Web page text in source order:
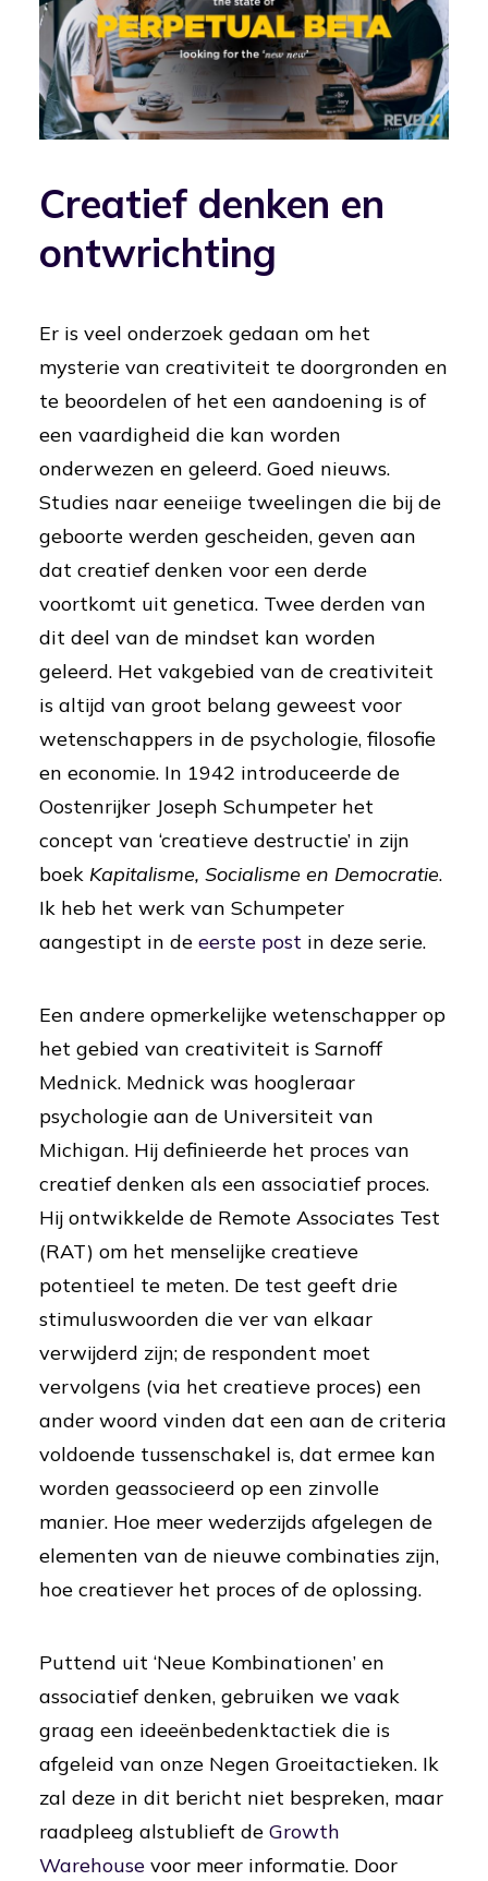
Creatief denken en
ontwrichting
Er is veel onderzoek gedaan om het
mysterie van creativiteit te doorgronden en
te beoordelen of het een aandoening is of
een vaardigheid die kan worden
onderwezen en geleerd. Goed nieuws.
Studies naar eeneiige tweelingen die bij de
geboorte werden gescheiden, geven aan
dat creatief denken voor een derde
voortkomt uit genetica. Twee derden van
dit deel van de mindset kan worden
geleerd. Het vakgebied van de creativiteit
is altijd van groot belang geweest voor
wetenschappers in de psychologie, filosofie
en economie. In 1942 introduceerde de
Oostenrijker Joseph Schumpeter het
concept van ‘creatieve destructie’ in zijn
boek Kapitalisme, Socialisme en Democratie.
Ik heb het werk van Schumpeter
aangestipt in de eerste post in deze serie.
Een andere opmerkelijke wetenschapper op
het gebied van creativiteit is Sarnoff
Mednick. Mednick was hoogleraar
psychologie aan de Universiteit van
Michigan. Hij definieerde het proces van
creatief denken als een associatief proces.
Hij ontwikkelde de Remote Associates Test
(RAT) om het menselijke creatieve
potentieel te meten. De test geeft drie
stimuluswoorden die ver van elkaar
verwijderd zijn; de respondent moet
vervolgens (via het creatieve proces) een
ander woord vinden dat een aan de criteria
voldoende tussenschakel is, dat ermee kan
worden geassocieerd op een zinvolle
manier. Hoe meer wederzijds afgelegen de
elementen van de nieuwe combinaties zijn,
hoe creatiever het proces of de oplossing.
Puttend uit ‘Neue Kombinationen’ en
associatief denken, gebruiken we vaak
graag een ideeënbedenktactiek die is
afgeleid van onze Negen Groeitactieken. Ik
zal deze in dit bericht niet bespreken, maar
raadpleeg alstublieft de Growth
Warehouse voor meer informatie. Door